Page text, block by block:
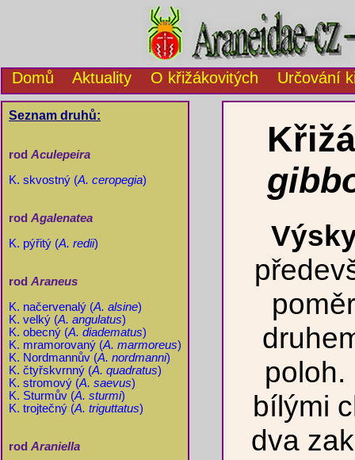
Domů Aktuality O křižákovitých Určování
Seznam druhů:
rod Aculepeira
K. skvostný (A. ceropegia)
rod Agalenatea
K. pýřitý (A. redii)
rod Araneus
K. načervenalý (A. alsine)
K. velký (A. angulatus)
K. obecný (A. diadematus)
K. mramorovaný (A. marmoreus)
K. Nordmannův (A. nordmanni)
K. čtyřskvrnný (A. quadratus)
K. stromový (A. saevus)
K. Sturmův (A. sturmi)
K. trojtečný (A. triguttatus)
rod Araniella
poloh.
bílými
dva